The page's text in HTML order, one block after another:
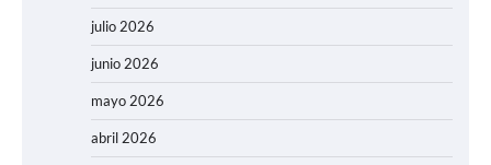
julio 2026
junio 2026
mayo 2026
abril 2026